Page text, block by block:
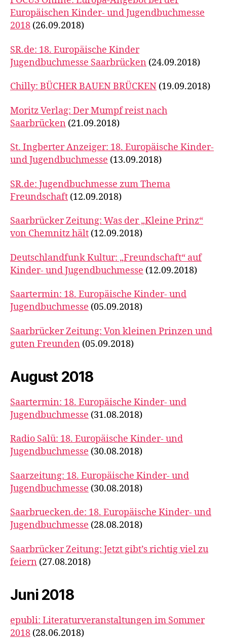
Europäischen Kinder- und Jugendbuchmesse
2018 (26.09.2018)
SR.de: 18. Europäische Kinder
Jugendbuchmesse Saarbrücken (24.09.2018)
Chilly: BÜCHER BAUEN BRÜCKEN (19.09.2018)
Moritz Verlag: Der Mumpf reist nach
Saarbrücken (21.09.2018)
St. Ingberter Anzeiger: 18. Europäische Kinder-
und Jugendbuchmesse (13.09.2018)
SR.de: Jugendbuchmesse zum Thema
Freundschaft (12.09.2018)
Saarbrücker Zeitung: Was der „Kleine Prinz“
von Chemnitz hält (12.09.2018)
Deutschlandfunk Kultur: „Freundschaft“ auf
Kinder- und Jugendbuchmesse (12.09.2018)
Saartermin: 18. Europäische Kinder- und
Jugendbuchmesse (05.09.2018)
Saarbrücker Zeitung: Von kleinen Prinzen und
guten Freunden (05.09.2018)
August 2018
Saartermin: 18. Europäische Kinder- und
Jugendbuchmesse (31.08.2018)
Radio Salü: 18. Europäische Kinder- und
Jugendbuchmesse (30.08.2018)
Saarzeitung: 18. Europäische Kinder- und
Jugendbuchmesse (30.08.2018)
Saarbruecken.de: 18. Europäische Kinder- und
Jugendbuchmesse (28.08.2018)
Saarbrücker Zeitung: Jetzt gibt’s richtig viel zu
feiern (27.08.2018)
Juni 2018
epubli: Literaturveranstaltungen im Sommer
2018 (28.06.2018)